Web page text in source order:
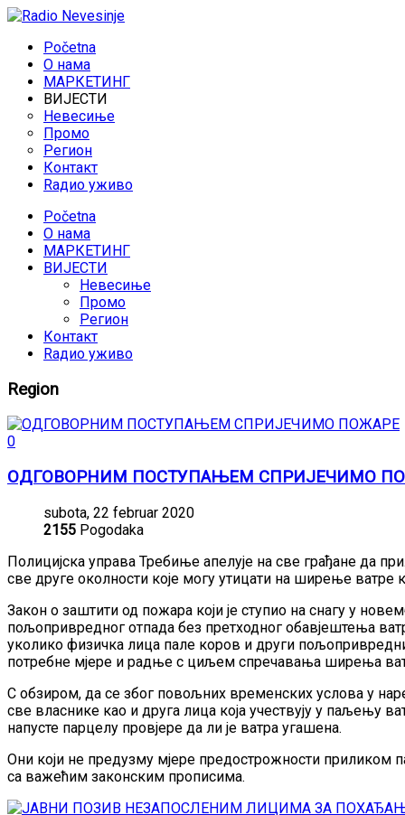
Početna
O нама
МАРКЕТИНГ
ВИЈЕСТИ
Невесиње
Промо
Регион
Контакт
Rадио уживо
Početna
O нама
МАРКЕТИНГ
ВИЈЕСТИ
Невесиње
Промо
Регион
Контакт
Rадио уживо
Region
0
ОДГОВОРНИМ ПОСТУПАЊЕМ СПРИЈЕЧИМО
subota, 22 februar 2020
2155 Pogodaka
Полицијска управа Требиње апелује на све грађане да
све друге околности које могу утицати на ширење ватре
Закон о заштити од пожара који је ступио на снагу у
пољопривредног отпада без претходног обавјештења
уколико физичка лица пале коров и други
потребне мјере и радње с циљем спречавања ширења
С обзиром, да се због повољних временских услова у
све власнике као и друга лица која учествују у паљењу
напусте парцелу провјере да ли је ватра угашена.
Они који не предузму мјере предострожности приликом
са важећим законским прописима.